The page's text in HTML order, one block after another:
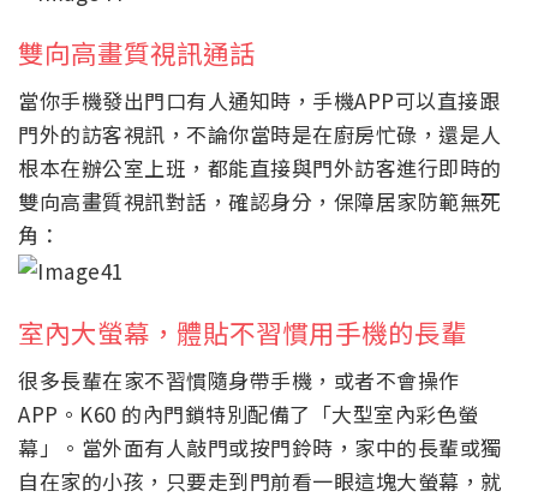
雙向高畫質視訊通話
當你手機發出門口有人通知時，手機APP可以直接跟
門外的訪客視訊，不論你當時是在廚房忙碌，還是人
根本在辦公室上班，都能直接與門外訪客進行即時的
雙向高畫質視訊對話，確認身分，保障居家防範無死
角：
室內大螢幕，體貼不習慣用手機的長輩
很多長輩在家不習慣隨身帶手機，或者不會操作
APP。K60 的內門鎖特別配備了「大型室內彩色螢
幕」。當外面有人敲門或按門鈴時，家中的長輩或獨
自在家的小孩，只要走到門前看一眼這塊大螢幕，就